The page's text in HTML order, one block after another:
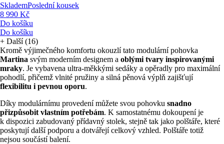
SklademPoslední kousek
8 990 Kč
Do košíku
Do košíku
+ Další (16)
Kromě výjimečného komfortu okouzlí tato modulární pohovka
Martina svým moderním designem a oblými tvary inspirovanými
mraky. Je vybavena ultra-měkkými sedáky a opěradly pro maximální
pohodlí, přičemž vlnité pružiny a silná pěnová výplň zajišťují
flexibilitu i pevnou oporu.
Díky modulárnímu provedení můžete svou pohovku snadno
přizpůsobit vlastním potřebám. K samostatnému dokoupení je
k dispozici zabudovaný přídavný stolek, stejně tak jako polštáře, které
poskytují další podporu a dotvářejí celkový vzhled. Polštáře totiž
nejsou součástí balení.